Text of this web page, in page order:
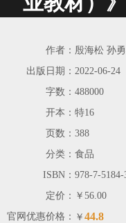
作者： 殷海松 孙
出版日期： 2022-06-24
字数： 488000
开本： 特16
页数： 388
分类： 食品
ISBN： 978-7-5184-
定价： ￥56.00
官网优惠价格： ￥ 44.8